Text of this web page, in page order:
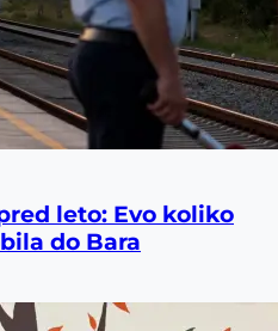
leto: Evo koliko
do Bara